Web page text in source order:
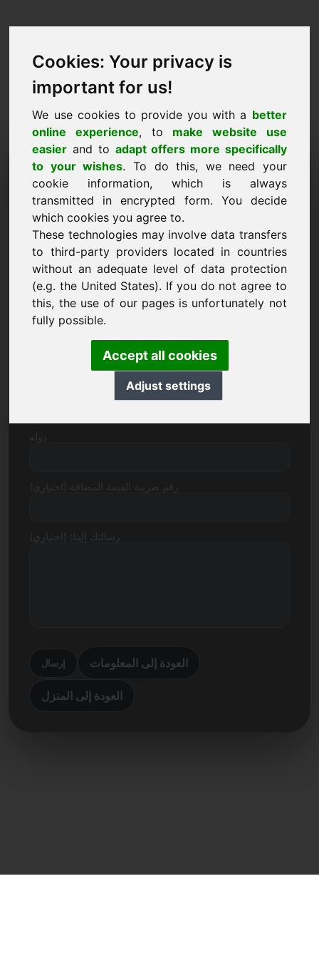
Cookies: Your privacy is
important for us!
We use cookies to provide you with a better
online experience, to make website use
easier and to adapt offers more specifically
to your wishes. To do this, we need your
cookie information, which is always
transmitted in encrypted form. You decide
which cookies you agree to.
These technologies may involve data transfers
to third-party providers located in countries
without an adequate level of data protection
(e.g. the United States). If you do not agree to
this, the use of our pages is unfortunately not
fully possible.
Accept all cookies
Adjust settings
طلب شراء المجال: anita.eu
أريد شراء النطاق anita.eu مقابل 3000 Euro باستثناء
اسم الشركة
البريد الإلكتروني
إرسال العودة إلى المعلومات
العودة إلى المنزل